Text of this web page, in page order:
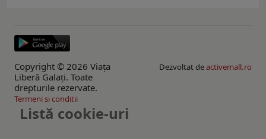
Copyright © 2026 Viaţa
Liberă Galaţi. Toate
drepturile rezervate.
Dezvoltat deactivemall.ro
Termeni si conditii
Listă cookie-uri